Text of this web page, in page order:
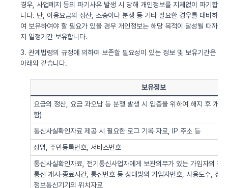
경우, 사업폐지 등의 파기사유 발생 시 당해 개인정보를 지체없이 파기합
니다. 단, 이용요금의 정산, 소송이나 분쟁 등 기타 필요한 경우를 대비하
여 보유하여야 할 필요가 있을 경우 개인정보는 해당 목적이 달성될 때까
지 일정기간 보유합니다.
3. 관계법령의 규정에 의하여 보존할 필요성이 있는 정보 및 보유기간은
아래와 같습니다.
보유정보
요금의 정산, 요금 과오납 등 분쟁 발생 시 입증을 위하여 해지 후 개인
함)
통신사실확인자료 제공 시 필요한 로그 기록 자료, IP 주소 등
성명, 주민등록번호, 서비스번호
통신사실확인자료, 전기통신사업자에게 보관의무가 있는 가입자의 전
통신 개시·종료시간, 통신번호 등 상대방의 가입자번호, 사용도수, 정
정보통신기기의 위치자료